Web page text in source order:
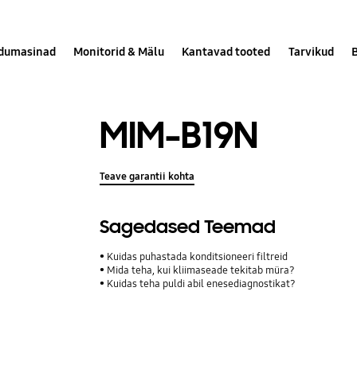
Monitorid & Mälu Kantavad tooted Tarvikud
MIM-B19N
Teave garantii kohta
Sagedased Teemad
Kuidas puhastada konditsioneeri filtreid
Mida teha, kui kliimaseade tekitab müra?
Kuidas teha puldi abil enesediagnostikat?